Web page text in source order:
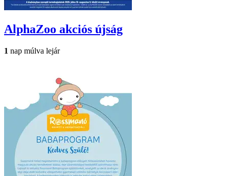
AlphaZoo akciós újság
1 nap múlva lejár